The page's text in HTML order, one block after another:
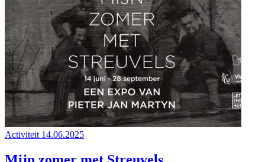
Activiteit 14.06.2025